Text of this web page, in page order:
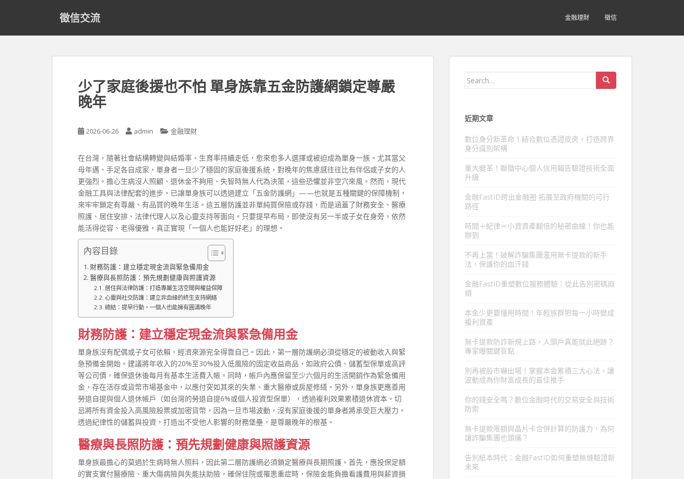
徵信交流 金融理財 徵信
少了家庭後援也不怕 單身族靠五金防護網鎖定尊嚴
晚年
2026-06-26 admin 金融理財
在台灣，隨著社會結構轉變與結婚率、生育率持續走低，愈來愈多人選擇或被迫成為單身一族。尤其當父
母年邁、手足各自成家，單身者一旦少了穩固的家庭後援系統，對晚年的焦慮感往往比有伴侶或子女的人
更強烈。擔心生病沒人照顧、退休金不夠用、失智時無人代為決策，這些恐懼並非空穴來風。然而，現代
金融工具與法律配套的進步，已讓單身族可以透過建立「五金防護網」——也就是五種關鍵的保障機制，
來牢牢鎖定有尊嚴、有品質的晚年生活。這五層防護並非單純買保險或存錢，而是涵蓋了財務安全、醫療
照護、居住安排、法律代理人以及心靈支持等面向。只要提早布局，即使沒有另一半或子女在身旁，依然
能活得從容、老得優雅，真正實現「一個人也能好好老」的理想。
內容目錄
財務防護：建立穩定現金流與緊急備用金
醫療與長照防護：預先規劃健康與照護資源
居住與法律防護：打造專屬生活空間與權益保障
心靈與社交防護：建立非血緣的終生支持網絡
總結：提早行動，一個人也能擁有圓滿晚年
財務防護：建立穩定現金流與緊急備用金
單身族沒有配偶或子女可依賴，經濟來源完全得靠自己。因此，第一層防護網必須從穩定的被動收入與緊
急預備金開始。建議將年收入的20%至30%投入低風險的固定收益商品，如政府公債、儲蓄型保單或高評
等公司債，確保退休後每月有基本生活費入帳。同時，帳戶內應保留至少六個月的生活開銷作為緊急備用
金，存在活存或貨幣市場基金中，以應付突如其來的失業、重大醫療或房屋修繕。另外，單身族更應善用
勞退自提與個人退休帳戶（如台灣的勞退自提6%或個人投資型保單），透過複利效果累積退休資本。切
忌將所有資金投入高風險股票或加密貨幣，因為一旦市場波動，沒有家庭後援的單身者將承受巨大壓力。
透過紀律性的儲蓄與投資，打造出不受他人影響的財務堡壘，是尊嚴晚年的根基。
醫療與長照防護：預先規劃健康與照護資源
單身族最擔心的莫過於生病時無人照料，因此第二層防護網必須鎖定醫療與長期照護。首先，應投保足額
的實支實付醫療險、重大傷病險與失能扶助險，確保住院或罹患重症時，保險金能負擔看護費用與薪資損
Search
近期文章
數位身分新革命！結合數位憑證皮夾，打造跨界
身分識別架構
重大變革！聯徵中心個人信用報告驗證技術全面
升級
金融FastID跨出金融圈 拓展至政府機關的可行
路徑
時間＋紀律＝小資資產翻倍的秘密曲線！你也能
辦到
不再上當！破解詐騙集團濫用無卡提款的新手
法，保護你的血汗錢
金融FastID重塑數位服務體驗：從此告別密碼麻
煩
本金少更要懂用時間！年輕族群把每一小時變成
複利資產
無卡提款防詐新規上路，人頭戶真能就此絕跡？
專家曝關鍵盲點
別再被股市嚇出場！掌握本金累積三大心法，讓
波動成為你財富成長的最佳推手
你的錢安全嗎？數位金融時代的交易安全與技術
防禦
無卡提款限額與晶片卡合併計算的防護力，為何
讓詐騙集團也頭痛？
告別紙本時代：金融FastID如何重塑無縫驗證新
未來